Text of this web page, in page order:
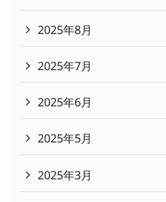
2025年8月
2025年7月
2025年6月
2025年5月
2025年3月